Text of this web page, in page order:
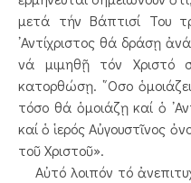
μετά τήν Βάπτισί Του
᾿Αντίχριστος θά δράσῃ
νά μιμηθῇ τόν Χριστό
κατορθώσῃ. ῞Οσο
τόσο θά ὁμοιάζῃ καί ὁ
καί ὁ ἱερός Αὐγουστῖνος
τοῦ Χριστοῦ».
Αὐτό λοιπόν τό